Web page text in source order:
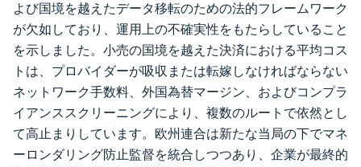
よび国境を越えたデータ移転のための法的フレームワーク
が欠如しており、運用上の不確実性をもたらしていること
を示しました。小売の国境を越えた決済における平均コス
トは、プロバイダーが吸収または転嫁しなければならない
ネットワーク手数料、外国為替マージン、およびコンプラ
イアンススクリーニングにより、複数のルートで依然とし
て高止まりしています。欧州連合は新たな当局の下でマネ
ーロンダリング防止監督を統合しつつあり、企業が最終的